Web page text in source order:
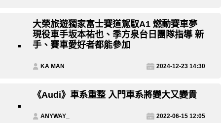
大榮旅遊獨家富士賽道駕馭A1 燃動賽車夢
現役車手坂本祐也、季方泉台日團隊指導 新
手、賽車愛好者都能參加
KA MAN 2024-12-23 14:30
《Audi》車系重整 入門車系將變大又變貴
ANYWAY_ 2022-06-15 12:05